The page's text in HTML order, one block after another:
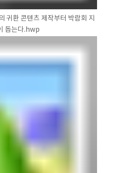
귀환 콘텐츠 제작부터 박람회 지
돕는다.hwp